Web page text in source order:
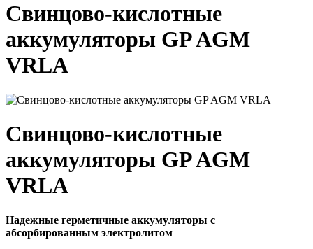
Свинцово-кислотные
аккумуляторы GP AGM
VRLA
Свинцово-кислотные
аккумуляторы GP AGM
VRLA
Надежные герметичные аккумуляторы с
абсорбированным электролитом